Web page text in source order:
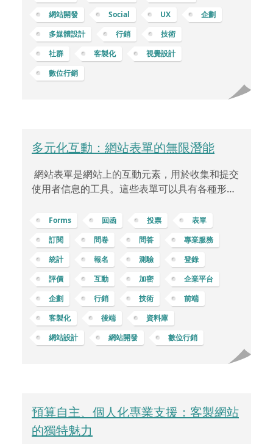
畫、遊戲、問卷調查、使用者評論和社群分享功
能。舉例來說，網頁小遊戲是互動式網站中的一
種熱門元素。這些小遊戲能夠與使用者互動，提
供一種娛樂方式，同時加強品牌形象或傳達特定
信息。以一款簡單的互動式小遊戲為例，假設一
網站開發
Social UX
企劃
多媒體設計
行銷
技術
社群
客製化
視覺設計
數位行銷
多元化互動：網站表單的無限潛能
網站表單是網站上的互動元素，用於收集和提交
使用者信息的工具。這些表單可以具有各種形式
名、回函抽獎、心理測驗等等。 訂閱表單：用於
收集使用者的電子郵件地址，以便定期發送最新
消息、特別優惠或通訊。聯絡表單：讓訪客可以
與網站管理員或業務聯絡，提供反饋、詢問問題
或索取更多資訊。評論表單：供訪客在網站文
章、產品頁面或社群媒體上發表評論或意見。問
卷調查表單：用於收集使用者的觀點、反饋或市
場調查，幫助了解使用者需求和喜好。活動報名
表單：讓人們報名參加線上或線
Forms 回函 投票
表單
訂閱
問卷 問答
專業服務
統計
報名 測驗
登錄
評價
互動 加密
企業平台
企劃
行銷 技術
前端
客製化
後端
資料庫
網站設計
網站開發 數位行銷
預算自主、個人化專業支援：客製網站
的獨特魅力